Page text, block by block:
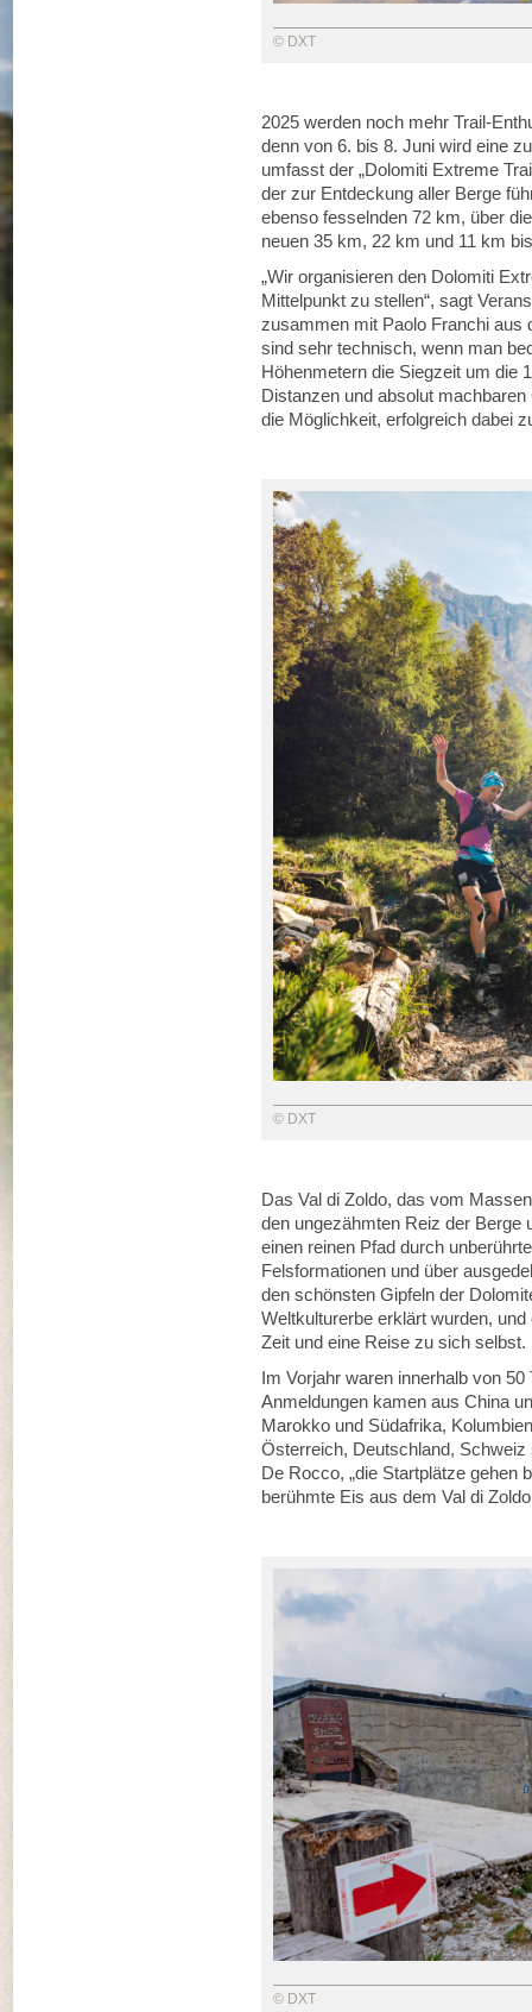
© DXT
2025 werden noch mehr Trail-
denn von 6. bis 8. Juni wird eine
umfasst der „Dolomiti Extreme
der zur Entdeckung aller Berge
ebenso fesselnden 72 km, über
neuen 35 km, 22 km und 11 km
„Wir organisieren den Dolomiti
Mittelpunkt zu stellen“, sagt
zusammen mit Paolo Franchi aus
sind sehr technisch, wenn man
Höhenmetern die Siegzeit um die
Distanzen und absolut
die Möglichkeit, erfolgreich dabei
© DXT
Das Val di Zoldo, das vom
den ungezähmten Reiz der Berge
einen reinen Pfad durch
Felsformationen und über
den schönsten Gipfeln der
Weltkulturerbe erklärt wurden,
Zeit und eine Reise zu sich selbst.
Im Vorjahr waren innerhalb von
Anmeldungen kamen aus China
Marokko und Südafrika,
Österreich, Deutschland, Schweiz
De Rocco, „die Startplätze gehen
berühmte Eis aus dem Val di
© DXT